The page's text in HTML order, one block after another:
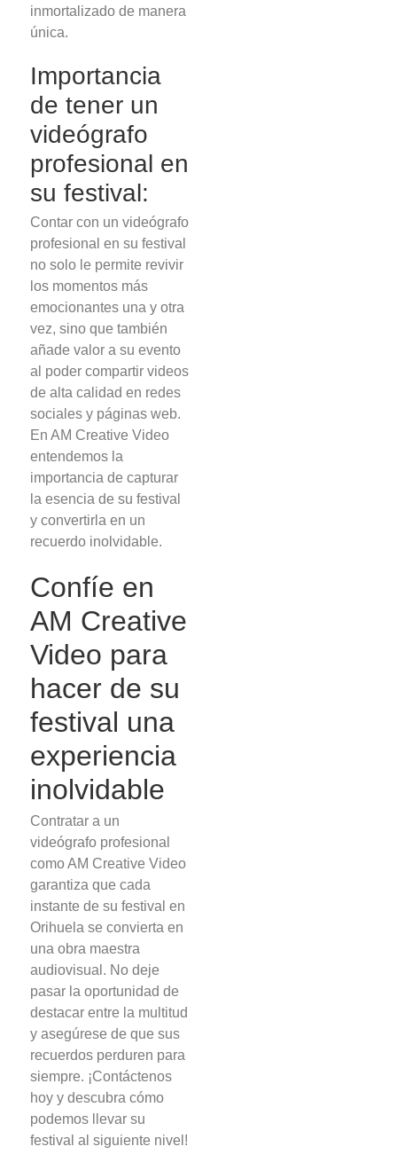
inmortalizado de manera
única.
Importancia
de tener un
videógrafo
profesional en
su festival:
Contar con un videógrafo
profesional en su festival
no solo le permite revivir
los momentos más
emocionantes una y otra
vez, sino que también
añade valor a su evento
al poder compartir videos
de alta calidad en redes
sociales y páginas web.
En AM Creative Video
entendemos la
importancia de capturar
la esencia de su festival
y convertirla en un
recuerdo inolvidable.
Confíe en
AM Creative
Video para
hacer de su
festival una
experiencia
inolvidable
Contratar a un
videógrafo profesional
como AM Creative Video
garantiza que cada
instante de su festival en
Orihuela se convierta en
una obra maestra
audiovisual. No deje
pasar la oportunidad de
destacar entre la multitud
y asegúrese de que sus
recuerdos perduren para
siempre. ¡Contáctenos
hoy y descubra cómo
podemos llevar su
festival al siguiente nivel!